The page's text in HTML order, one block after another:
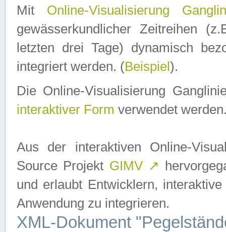
Mit Online-Visualisierung
gewässerkundlicher Zeitreihen
letzten drei Tage) dynamisch
integriert werden. (Beispiel ).
Die Online-Visualisierung
interaktiver Form verwendet
Aus der interaktiven Online-
Source Projekt GIMV ↗
und erlaubt Entwicklern,
Anwendung zu integrieren.
XML-Dokument